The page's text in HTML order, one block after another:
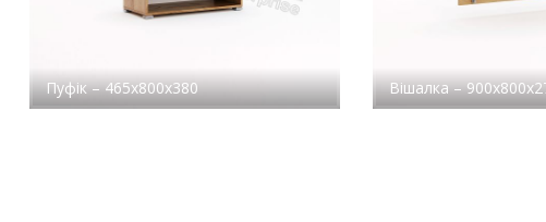
Пуфік – 465x800x380 Вішалка –